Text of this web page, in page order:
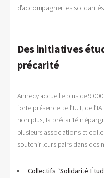
d’accompagner les
Des initiatives
précarité
Annecy accueille plus de 9
forte présence de l’IUT, de
non plus, la précarité
plusieurs associations et
soutenir leurs pairs dans des
Collectifs “Solidarité